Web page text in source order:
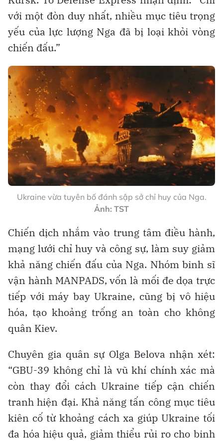
với một đòn duy nhất, nhiều mục tiêu trọng
yếu của lực lượng Nga đã bị loại khỏi vòng
chiến đấu.”
Ukraine vừa tuyên bố đánh sập sở chỉ huy của Nga.
Ảnh: TST
Chiến dịch nhắm vào trung tâm điều hành,
mạng lưới chỉ huy và công sự, làm suy giảm
khả năng chiến đấu của Nga. Nhóm binh sĩ
vận hành MANPADS, vốn là mối đe dọa trực
tiếp với máy bay Ukraine, cũng bị vô hiệu
hóa, tạo khoảng trống an toàn cho không
quân Kiev.
Chuyên gia quân sự Olga Belova nhận xét:
“GBU-39 không chỉ là vũ khí chính xác mà
còn thay đổi cách Ukraine tiếp cận chiến
tranh hiện đại. Khả năng tấn công mục tiêu
kiên cố từ khoảng cách xa giúp Ukraine tối
đa hóa hiệu quả, giảm thiểu rủi ro cho binh